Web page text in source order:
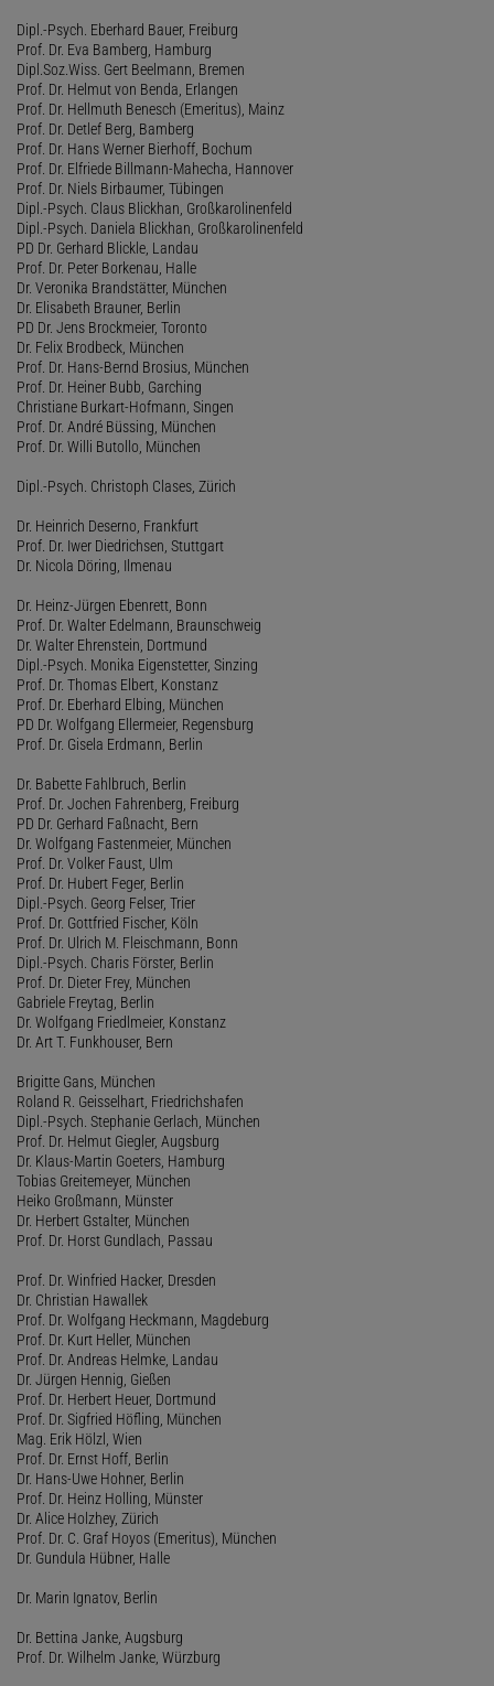
Dipl.-Psych. Eberhard Bauer, Freiburg
Prof. Dr. Eva Bamberg, Hamburg
Dipl.Soz.Wiss. Gert Beelmann, Bremen
Prof. Dr. Helmut von Benda, Erlangen
Prof. Dr. Hellmuth Benesch (Emeritus), Mainz
Prof. Dr. Detlef Berg, Bamberg
Prof. Dr. Hans Werner Bierhoff, Bochum
Prof. Dr. Elfriede Billmann-Mahecha, Hannover
Prof. Dr. Niels Birbaumer, Tübingen
Dipl.-Psych. Claus Blickhan, Großkarolinenfeld
Dipl.-Psych. Daniela Blickhan, Großkarolinenfeld
PD Dr. Gerhard Blickle, Landau
Prof. Dr. Peter Borkenau, Halle
Dr. Veronika Brandstätter, München
Dr. Elisabeth Brauner, Berlin
PD Dr. Jens Brockmeier, Toronto
Dr. Felix Brodbeck, München
Prof. Dr. Hans-Bernd Brosius, München
Prof. Dr. Heiner Bubb, Garching
Christiane Burkart-Hofmann, Singen
Prof. Dr. André Büssing, München
Prof. Dr. Willi Butollo, München
Dipl.-Psych. Christoph Clases, Zürich
Dr. Heinrich Deserno, Frankfurt
Prof. Dr. Iwer Diedrichsen, Stuttgart
Dr. Nicola Döring, Ilmenau
Dr. Heinz-Jürgen Ebenrett, Bonn
Prof. Dr. Walter Edelmann, Braunschweig
Dr. Walter Ehrenstein, Dortmund
Dipl.-Psych. Monika Eigenstetter, Sinzing
Prof. Dr. Thomas Elbert, Konstanz
Prof. Dr. Eberhard Elbing, München
PD Dr. Wolfgang Ellermeier, Regensburg
Prof. Dr. Gisela Erdmann, Berlin
Dr. Babette Fahlbruch, Berlin
Prof. Dr. Jochen Fahrenberg, Freiburg
PD Dr. Gerhard Faßnacht, Bern
Dr. Wolfgang Fastenmeier, München
Prof. Dr. Volker Faust, Ulm
Prof. Dr. Hubert Feger, Berlin
Dipl.-Psych. Georg Felser, Trier
Prof. Dr. Gottfried Fischer, Köln
Prof. Dr. Ulrich M. Fleischmann, Bonn
Dipl.-Psych. Charis Förster, Berlin
Prof. Dr. Dieter Frey, München
Gabriele Freytag, Berlin
Dr. Wolfgang Friedlmeier, Konstanz
Dr. Art T. Funkhouser, Bern
Brigitte Gans, München
Roland R. Geisselhart, Friedrichshafen
Dipl.-Psych. Stephanie Gerlach, München
Prof. Dr. Helmut Giegler, Augsburg
Dr. Klaus-Martin Goeters, Hamburg
Tobias Greitemeyer, München
Heiko Großmann, Münster
Dr. Herbert Gstalter, München
Prof. Dr. Horst Gundlach, Passau
Prof. Dr. Winfried Hacker, Dresden
Dr. Christian Hawallek
Prof. Dr. Wolfgang Heckmann, Magdeburg
Prof. Dr. Kurt Heller, München
Prof. Dr. Andreas Helmke, Landau
Dr. Jürgen Hennig, Gießen
Prof. Dr. Herbert Heuer, Dortmund
Prof. Dr. Sigfried Höfling, München
Mag. Erik Hölzl, Wien
Prof. Dr. Ernst Hoff, Berlin
Dr. Hans-Uwe Hohner, Berlin
Prof. Dr. Heinz Holling, Münster
Dr. Alice Holzhey, Zürich
Prof. Dr. C. Graf Hoyos (Emeritus), München
Dr. Gundula Hübner, Halle
Dr. Marin Ignatov, Berlin
Dr. Bettina Janke, Augsburg
Prof. Dr. Wilhelm Janke, Würzburg